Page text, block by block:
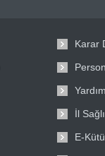
Karar
İl
E-